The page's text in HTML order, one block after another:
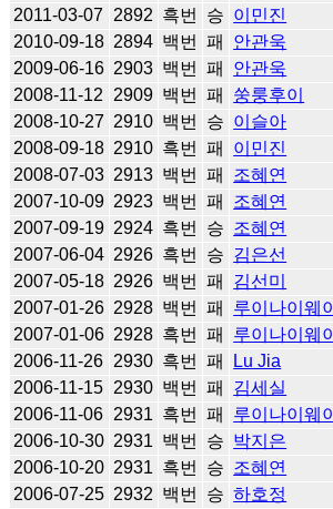
2011-03-07
2892 흑번 승 이민진
2010-09-18 2894 백번 패 안관욱
2009-06-16 2903 백번 패 안관욱
2008-11-12
2909 백번 패 쑹룽후이
2008-10-27 2910 백번 승 이슬아
2008-09-18 2910 흑번 패 이민진
2008-07-03 2913 백번 패 조혜연
2007-10-09 2923 백번 패 조혜연
2007-09-19 2924 흑번 승 조혜연
2007-06-04 2926 흑번 승 김은선
2007-05-18 2926 백번 패 김선미
2007-01-26 2928 백번 패 루이나이웨이
2007-01-06 2928 흑번 패 루이나이웨이
2006-11-26 2930 흑번 패 Lu Jia
2006-11-15 2930 백번 패 김세실
2006-11-06 2931 흑번 패 루이나이웨이
2006-10-30 2931 백번 승 박지은
2006-10-20 2931 흑번 승 조혜연
2006-07-25 2932 백번 승 하호정